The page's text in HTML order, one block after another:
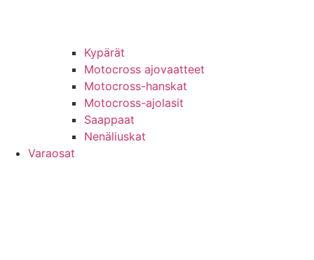
Kypärät
Motocross ajovaatteet
Motocross-hanskat
Motocross-ajolasit
Saappaat
Nenäliuskat
Varaosat